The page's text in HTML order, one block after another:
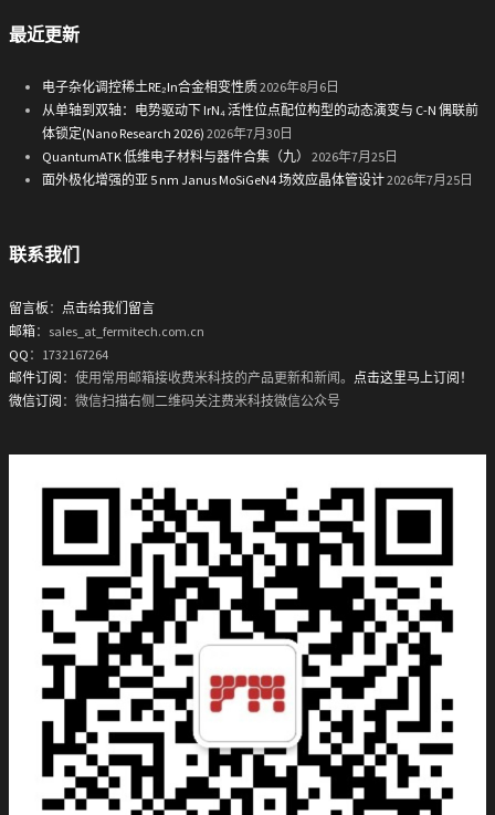
最近更新
电子杂化调控稀土RE₂In合金相变性质2026年8月6日
从单轴到双轴：电势驱动下 IrN₄ 活性位点配位构型的动态演变与 C-N 偶联前
体锁定(Nano Research 2026) 2026年7月30日
QuantumATK 低维电子材料与器件合集（九）
2026年7月25日
面外极化增强的亚 5 nm Janus MoSiGeN4 场效应晶体管设计2026年7月25日
联系我们
留言板 ： 点击给我们留言
邮箱：sales_at_fermitech.com.cn
QQ ：1732167264
邮件订阅 ：使用常用邮箱接收费米科技的产品更新和新闻。 点击这里马上订阅！
微信订阅 ：微信扫描右侧二维码关注费米科技微信公众号